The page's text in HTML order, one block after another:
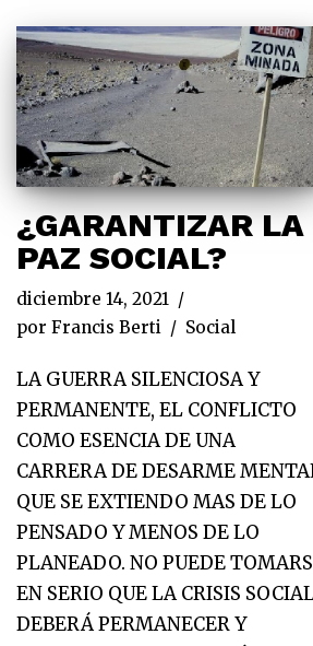
¿GARANTIZAR LA
PAZ SOCIAL?
diciembre 14, 2021
por Francis Berti Social
LA GUERRA SILENCIOSA Y
PERMANENTE, EL CONFLICTO
COMO ESENCIA DE UNA
CARRERA DE DESARME
QUE SE EXTIENDO MAS DE LO
PENSADO Y MENOS DE LO
PLANEADO. NO PUEDE
EN SERIO QUE LA CRISIS
DEBERÁ PERMANECER Y